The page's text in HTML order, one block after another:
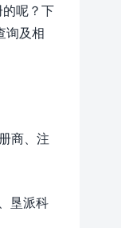
呢？下
询及相
商、注
垦派科